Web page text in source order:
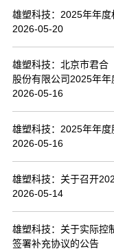
资讯中心
经典案例
联系我们
雄塑科技：2025年年
2026-05-20
雄塑科技：北京市君合
股份有限公司2025年
2026-05-16
雄塑科技：2025年年
2026-05-16
雄塑科技：关于召开
2026-05-14
雄塑科技：关于实际控
签署补充协议的公告